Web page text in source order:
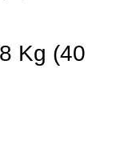
Kg (40